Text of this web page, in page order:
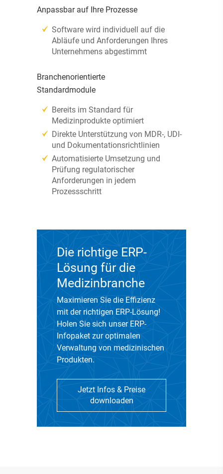
Anpassbar auf Ihre Prozesse
Software wird individuell auf die
Abläufe und Anforderungen Ihres
Unternehmens abgestimmt
Branchenorientierte
Standardmodule
Bereits im Standard für
Medizinprodukte optimiert
Direkte Unterstützung von MDR-, UDI-
und Dokumentationsrichtlinien
Automatisierte Umsetzung und
Prüfung regulatorischer
Anforderungen in jedem
Prozessschritt
Die richtige ERP-
Lösung für die
Medizinbranche
Maximieren Sie die Effizienz
mit der richtigen ERP-Lösung!
Holen Sie sich unser ERP-
Infopaket zur optimalen
Verwaltung von medizinischen
Produkten.
Jetzt Infos & Preise
downloaden